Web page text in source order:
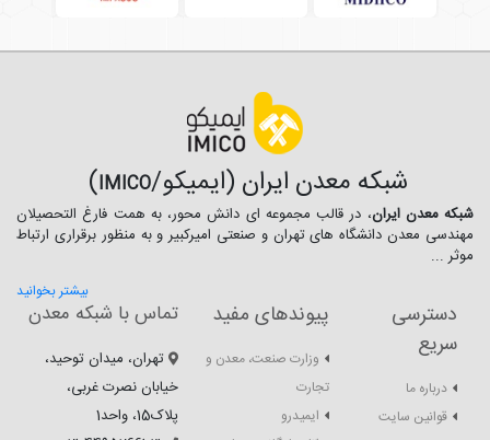
شبکه معدن ایران (ایمیکو/IMICO
)
شبکه معدن ایران، در قالب مجموعه ای دانش محور، به همت فارغ­ التحصیلان
مهندسی معدن دانشگاه ­های تهران و صنعتی امیرکبیر و به منظور برقراری ارتباط
موثر ...
بیشتر بخوانید
دسترسی
سریع
درباره ما
قوانین سایت
پیوندهای مفید
وزارت صنعت، معدن و
تجارت
ایمیدرو
تماس با شبکه معدن
تهران، میدان توحید،
خیابان نصرت غربی،
پلاک15، واحد1